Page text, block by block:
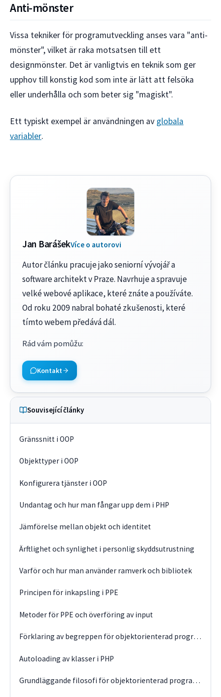
Anti-mönster
Vissa tekniker för programutveckling anses vara "anti-
mönster", vilket är raka motsatsen till ett
designmönster. Det är vanligtvis en teknik som ger
upphov till konstig kod som inte är lätt att felsöka
eller underhålla och som beter sig "magiskt".
Ett typiskt exempel är användningen av globala
variabler.
Jan BarášekVíce o autorovi
Autor článku pracuje jako seniorní vývojář a
software architekt v Praze. Navrhuje a spravuje
velké webové aplikace, které znáte a používáte.
Od roku 2009 nabral bohaté zkušenosti, které
tímto webem předává dál.
Rád vám pomůžu:
Kontakt
Související články
Gränssnitt i OOP
Objekttyper i OOP
Konfigurera tjänster i OOP
Undantag och hur man fångar upp dem i PHP
Jämförelse mellan objekt och identitet
Ärftlighet och synlighet i personlig skyddsutrustning
Varför och hur man använder ramverk och bibliotek
Principen för inkapsling i PPE
Metoder för PPE och överföring av input
Förklaring av begreppen för objektorienterad programmering
Autoloading av klasser i PHP
Grundläggande filosofi för objektorienterad programmering